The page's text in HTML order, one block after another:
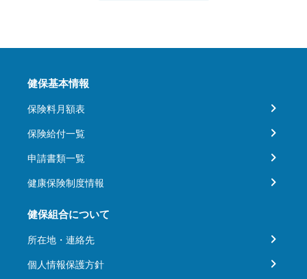
健保基本情報
保険料月額表
保険給付一覧
申請書類一覧
健康保険制度情報
健保組合について
所在地・連絡先
個人情報保護方針